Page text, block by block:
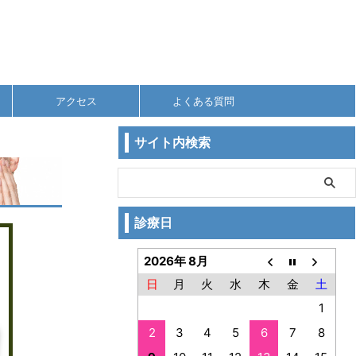
アクセス よくある質問
サイト内検索
診療日
2026年 8月
日
月 火 水 木 金
土
1
2
3 4 5 6 7
8